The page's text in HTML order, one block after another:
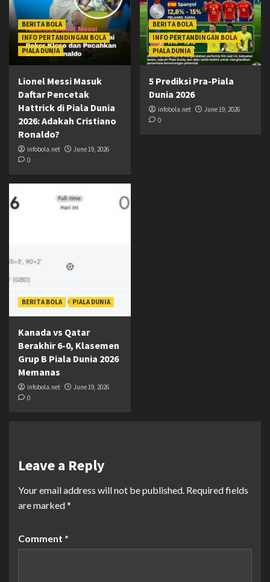
BERITA BOLA
INFO PERTANDINGAN BOLA
PIALA DUNIA
Lionel Messi Masuk
Daftar Pencetak
Hattrick di Piala Dunia
2026: Adakah Cristiano
Ronaldo?
infobola.net
June 19, 2026
0
BERITA BOLA
INFO PERTANDINGAN BOLA
PIALA DUNIA
5 Prediksi Pra-Piala
Dunia 2026
infobola.net
June 19, 2026
0
BERITA BOLA PIALA DUNIA
Kanada vs Qatar
Berakhir 6-0, Klasemen
Grup B Piala Dunia 2026
Memanas
infobola.net
June 19, 2026
0
Leave a Reply
Your email address will not be published. Required fields
are marked*
Comment *